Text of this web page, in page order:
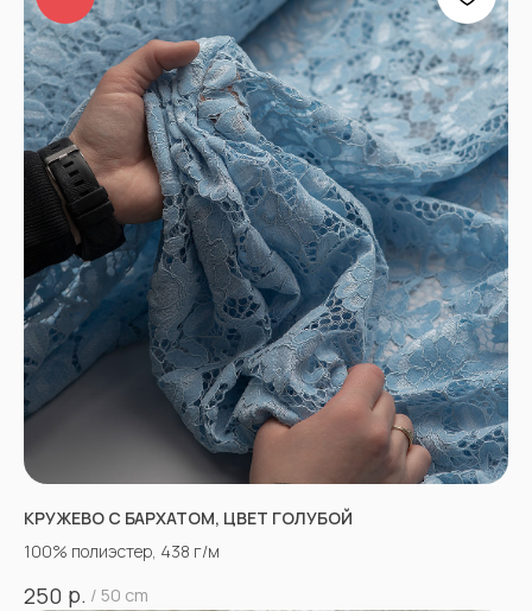
КРУЖЕВО С БАРХАТОМ, ЦВЕТ ГОЛУБОЙ
100% полиэстер, 438 г/м
250 р. / 50 cm